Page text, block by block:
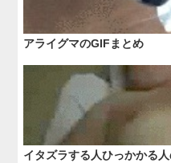
アライグマのGIFまとめ
イタズラする人ひっかかる